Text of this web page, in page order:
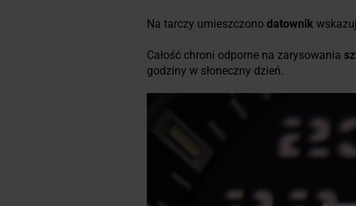
Na tarczy umieszczono datownik
Całość chroni odporne na zarysowania
godziny w słoneczny dzień.